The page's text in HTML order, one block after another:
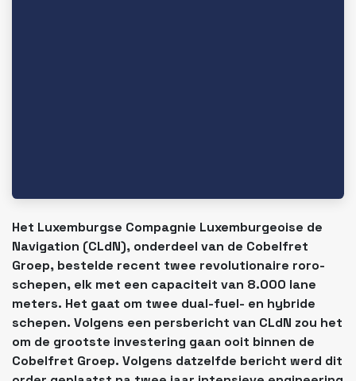
Het Luxemburgse Compagnie Luxemburgeoise de
Navigation (CLdN), onderdeel van de Cobelfret
Groep, bestelde recent twee revolutionaire roro-
schepen, elk met een capaciteit van 8.000 lane
meters. Het gaat om twee dual-fuel- en hybride
schepen. Volgens een persbericht van CLdN zou het
om de grootste investering gaan ooit binnen de
Cobelfret Groep. Volgens datzelfde bericht werd dit